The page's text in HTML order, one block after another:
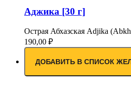
Аджика [30 г]
Острая Абхазская Adjika
190,00 ₽
ДОБАВИТЬ В СПИСОК